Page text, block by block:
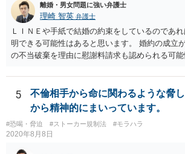
離婚・男女問題に強い弁護士
理崎 智英 弁護士
ＬＩＮＥや手紙で結婚の約束をしているのであ
明できる可能性はあると思います。 婚約の成立
の不当破棄を理由に慰謝料請求も認められる可
5
不倫相手から命に関わるような脅
から精神的にまいっています。
#恐喝・脅迫 #ストーカー規制法 #モラハラ
2020年8月8日